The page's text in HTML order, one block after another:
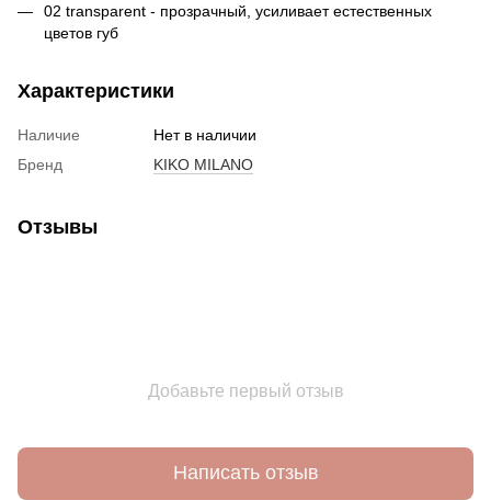
02 transparent - прозрачный, усиливает естественных
цветов губ
Характеристики
Наличие
Нет в наличии
Бренд
KIKO MILANO
Отзывы
Добавьте первый отзыв
Написать отзыв